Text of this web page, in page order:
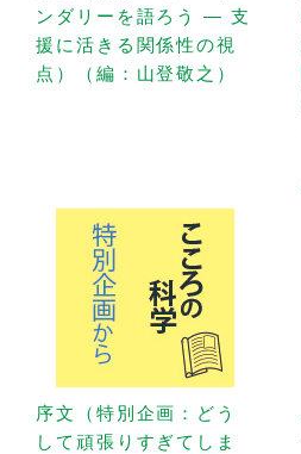
ンダリーを語ろう — 支
援に活きる関係性の視
点）（編：山登敬之）
序文（特別企画：どう
して頑張りすぎてしま